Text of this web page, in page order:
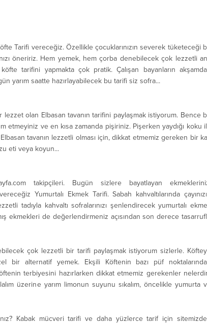
Tarifi vereceğiz. Özellikle çocuklarınızın severek tüketeceği
öneririz. Hem yemek, hem çorba denebilecek çok lezzetli
tarifini yapmakta çok pratik. Çalışan bayanların
yarım saatte hazırlayabilecek bu tarifi siz sofra...
olan Elbasan tavanın tarifini paylaşmak istiyorum. Bence
etmeyiniz ve en kısa zamanda pişiriniz. Pişerken yaydığı koku
tavanın lezzetli olması için, dikkat etmemiz gereken bir
eti veya koyun...
takipçileri. Bugün sizlere bayatlayan
Yumurtalı Ekmek Tarifi. Sabah kahvaltılarında
tadıyla kahvaltı sofralarınızı şenlendirecek yumurtalı
ekmekleri de değerlendirmeniz açısından son derece
çok lezzetli bir tarifi paylaşmak istiyorum sizlerle.
bir alternatif yemek. Ekşili Köftenin bazı püf
terbiyesini hazırlarken dikkat etmemiz gerekenler
üzerine yarım limonun suyunu sıkalım, öncelikle yumurta
Kabak mücveri tarifi ve daha yüzlerce tarif için